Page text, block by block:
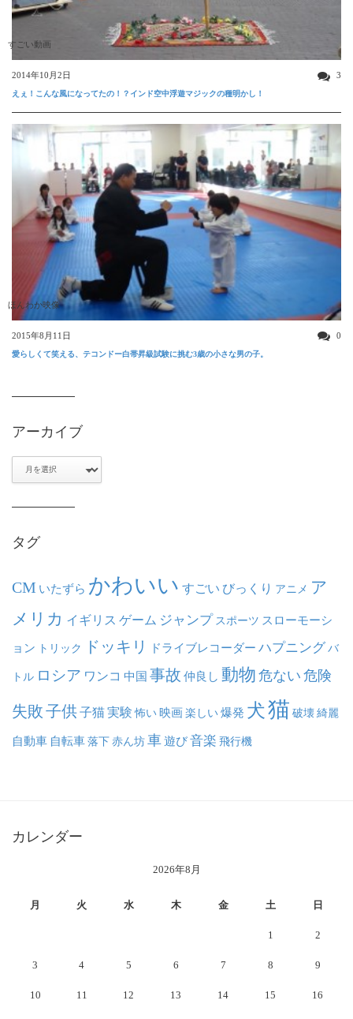
すごい動画
2014年10月2日 3
えぇ！こんな風になってたの！？インド空中浮遊マジックの種明かし！
ほんわか映像
2015年8月11日 0
愛らしくて笑える、テコンドー白帯昇級試験に挑む3歳の小さな男の子。
アーカイブ
タグ
CM いたずら かわいい すごい びっくり アニメ ア
メリカ イギリス ゲーム ジャンプ スポーツ スローモーシ
ョン トリック ドッキリ ドライブレコーダー ハプニング バ
トル ロシア ワンコ 中国 事故 仲良し 動物 危ない 危険
失敗子供子猫実験 怖い映画楽しい爆発 犬猫 破壊綺麗
自動車 自転車落下赤ん坊車遊び音楽 飛行機
カレンダー
2026年8月
月 火 水 木 金 土 日
1 2
3 4 5 6 7 8 9
10 11 12 13 14 15 16